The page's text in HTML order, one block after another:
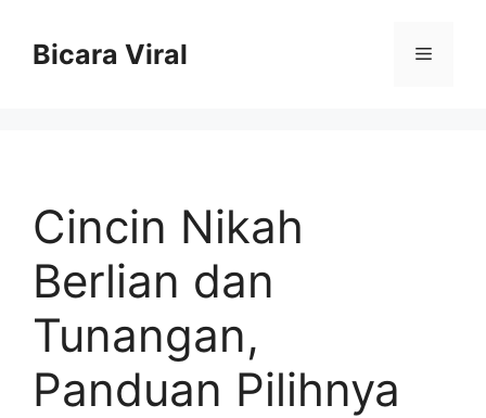
contentBicara Viral Menu
Cincin Nikah
Berlian dan
Tunangan,
Panduan Pilihnya